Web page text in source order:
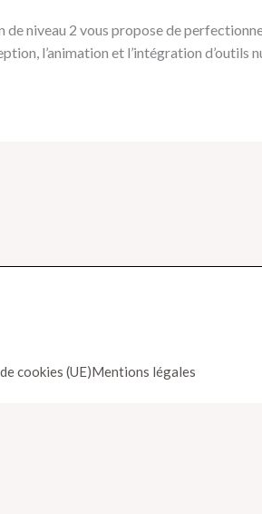
niveau 2 vous propose de
l’animation et l’intégration d’outils
cookies (UE)Mentions légales